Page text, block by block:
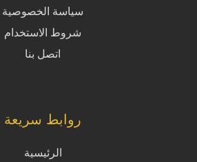
سياسة الخصوصية
شروط الاستخدام
اتصل بنا
روابط سريعة
الرئيسية